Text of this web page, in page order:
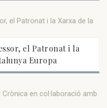
el Patronat i la
Europa